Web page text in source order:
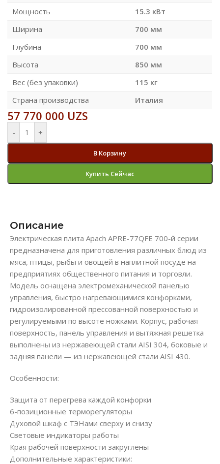
Мощность
15.3 кВт
Ширина
700 мм
Глубина
700 мм
Высота
850 мм
Вес (без упаковки)
115 кг
Страна производства
Италия
57 770 000 UZS
- +
В Корзину
Купить Сейчас
Описание
Электрическая плита Apach APRE-77QFE 700-й серии
предназначена для приготовления различных блюд из
мяса, птицы, рыбы и овощей в наплитной посуде на
предприятиях общественного питания и торговли.
Модель оснащена электромеханической панелью
управления, быстро нагревающимися конфорками,
гидроизолированной прессованной поверхностью и
регулируемыми по высоте ножками. Корпус, рабочая
поверхность, панель управления и вытяжная решетка
выполнены из нержавеющей стали AISI 304, боковые и
задняя панели — из нержавеющей стали AISI 430.
Особенности:
Защита от перегрева каждой конфорки
6-позиционные терморегуляторы
Духовой шкаф с ТЭНами сверху и снизу
Световые индикаторы работы
Края рабочей поверхности закруглены
Дополнительные характеристики: